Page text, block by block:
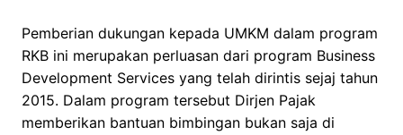
Pemberian dukungan kepada UMKM dalam program
RKB ini merupakan perluasan dari program Business
Development Services yang telah dirintis sejaj tahun
2015. Dalam program tersebut Dirjen Pajak
memberikan bantuan bimbingan bukan saja di